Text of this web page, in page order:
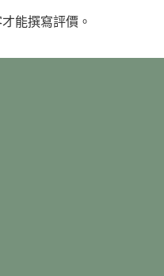
能撰寫評價。